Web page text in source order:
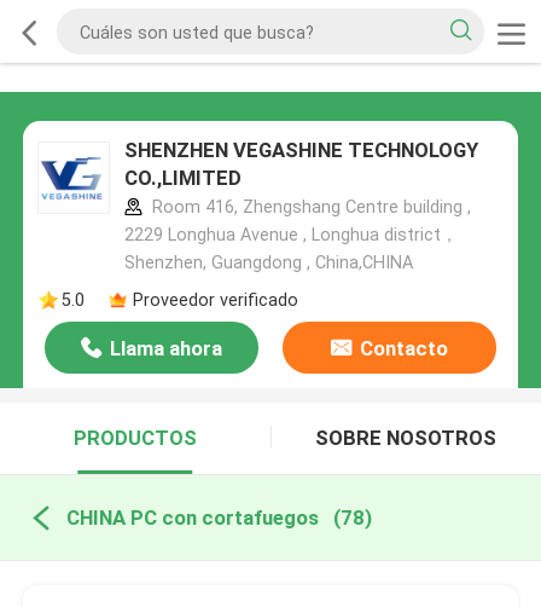
SHENZHEN VEGASHINE TECHNOLOGY
CO.,LIMITED
Room 416, Zhengshang Centre building ,
2229 Longhua Avenue , Longhua district，
Shenzhen, Guangdong , China,CHINA
5.0
Proveedor verificado
Llama ahora Contacto
PRODUCTOS SOBRE NOSOTROS
CHINA PC con cortafuegos (78)